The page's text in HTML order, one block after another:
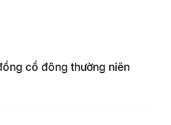
cổ đông thường niên